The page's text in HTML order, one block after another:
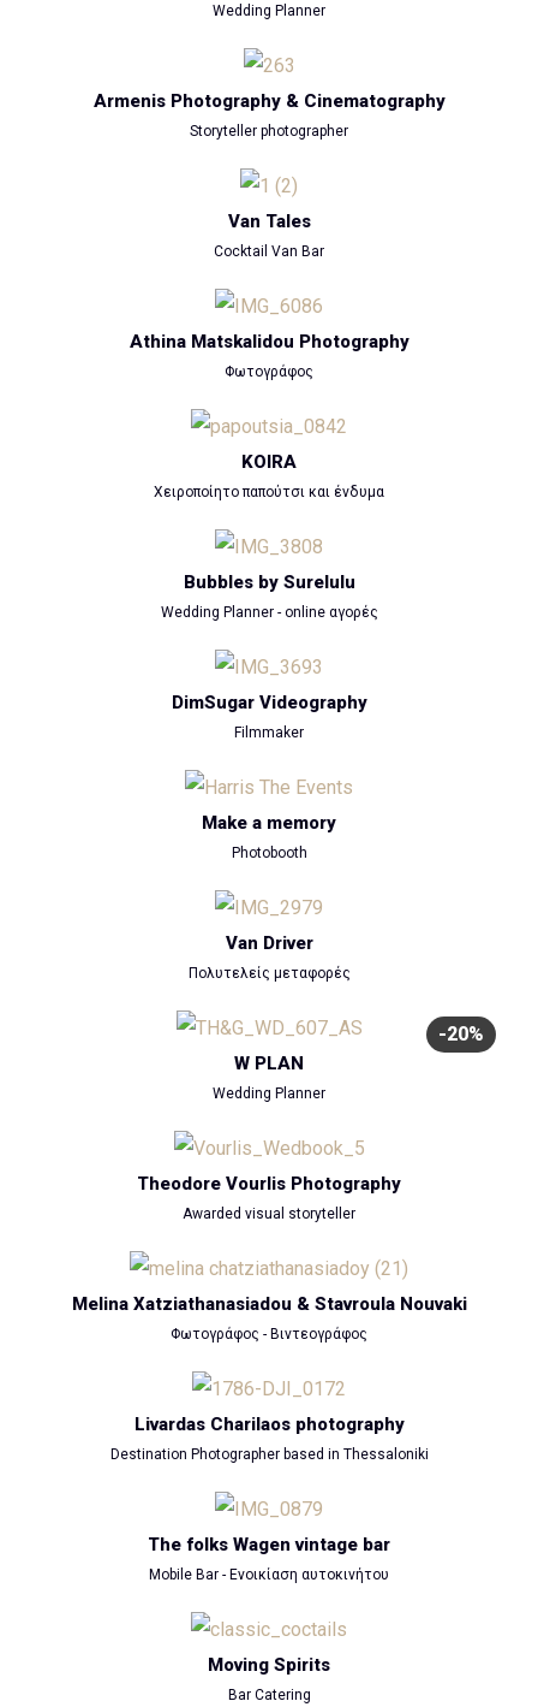
Wedding Planner
Armenis Photography & Cinematography
Storyteller photographer
Van Tales
Cocktail Van Bar
Athina Matskalidou Photography
Φωτογράφος
KOIRA
Χειροποίητο παπούτσι και ένδυμα
Bubbles by Surelulu
Wedding Planner - online αγορές
DimSugar Videography
Filmmaker
Make a memory
Photobooth
Van Driver
Πολυτελείς μεταφορές
-20%
W PLAN
Wedding Planner
Theodore Vourlis Photography
Awarded visual storyteller
Melina Xatziathanasiadou & Stavroula Nouvaki
Φωτογράφος - Βιντεογράφος
Livardas Charilaos photography
Destination Photographer based in Thessaloniki
The folks Wagen vintage bar
Mobile Bar - Ενοικίαση αυτοκινήτου
Moving Spirits
Bar Catering